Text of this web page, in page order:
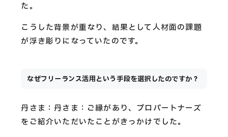
た。
こうした背景が重なり、結果として人材面の課題
が浮き彫りになっていたのです。
なぜフリーランス活用という手段を選択したのですか？
丹さま：丹さま：ご縁があり、プロパートナーズ
をご紹介いただいたことがきっかけでした。